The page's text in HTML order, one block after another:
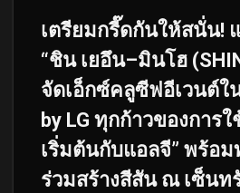
เตรียมกรี๊ดกันให้สนั่น!
“ชิน เยอึน–มินโฮ
จัดเอ็กซ์คลูซีฟอีเวนต์ใน
by LG ทุกก้าวของการ
เริ่มต้นกับแอลจี” พร้อ
ร่วมสร้างสีสัน ณ เซ็นท